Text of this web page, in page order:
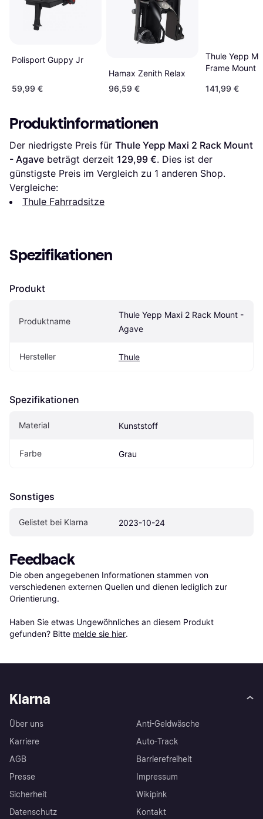
Polisport Guppy Jr
59,99 €
Hamax Zenith Relax
96,59 €
Thule Yepp
Frame Mount
141,99 €
Produktinformationen
Der niedrigste Preis für Thule Yepp Maxi 2 Rack Mount
- Agave beträgt derzeit 129,99 €. Dies ist der
günstigste Preis im Vergleich zu 1 anderen Shop.
Vergleiche:
Thule Fahrradsitze
Spezifikationen
Produkt
Produktname
Thule Yepp Maxi 2 Rack Mount -
Agave
Hersteller Thule
Spezifikationen
Material Kunststoff
Farbe Grau
Sonstiges
Gelistet bei Klarna 2023-10-24
Feedback
Die oben angegebenen Informationen stammen von
verschiedenen externen Quellen und dienen lediglich zur
Orientierung.
Haben Sie etwas Ungewöhnliches an diesem Produkt
gefunden? Bitte melde sie hier.
Klarna
Über uns
Karriere
AGB
Presse
Sicherheit
Datenschutz
Anti-Geldwäsche
Auto-Track
Barrierefreiheit
Impressum
Wikipink
Kontakt